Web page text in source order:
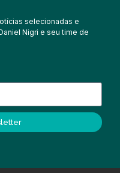
selecionadas e
Nigri e seu time de